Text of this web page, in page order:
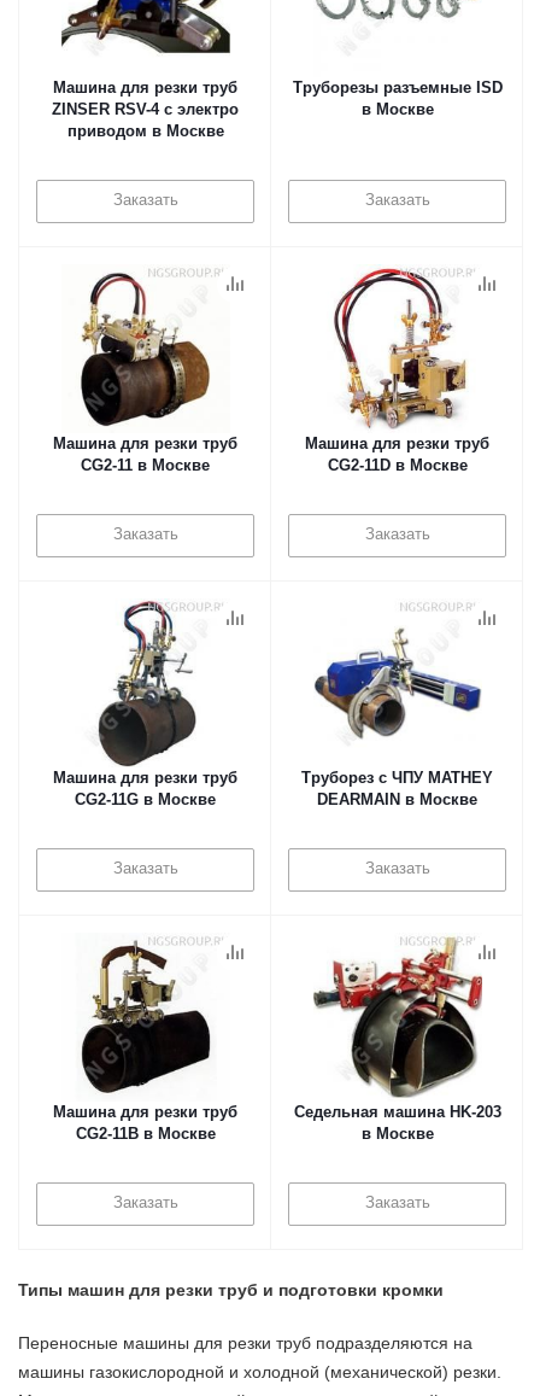
Машина для резки труб
ZINSER RSV-4 с электро
приводом в Москве
Заказать
Труборезы разъемные ISD
в Москве
Заказать
Машина для резки труб
CG2-11 в Москве
Заказать
Машина для резки труб
CG2-11D в Москве
Заказать
Машина для резки труб
CG2-11G в Москве
Заказать
Труборез с ЧПУ MATHEY
DEARMAIN в Москве
Заказать
Машина для резки труб
CG2-11B в Москве
Заказать
Седельная машина HK-203
в Москве
Заказать
Типы машин для резки труб и подготовки кромки
Переносные машины для резки труб подразделяются на
машины газокислородной и холодной (механической) резки.